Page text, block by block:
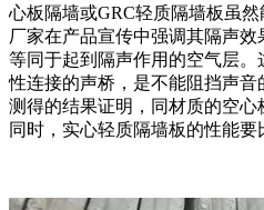
心板隔墙或GRC轻质隔墙板虽
厂家在产品宣传中强调其隔声
等同于起到隔声作用的空气层。
性连接的声桥，是不能阻挡声
测得的结果证明，同材质的空
同时，实心轻质隔墙板的性能要